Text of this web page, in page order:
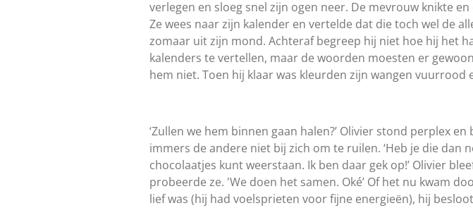
verlegen en sloeg snel zijn ogen neer. De mevrouw knikte
Ze wees naar zijn kalender en vertelde dat die toch wel de
zomaar uit zijn mond. Achteraf begreep hij niet hoe hij het
kalenders te vertellen, maar de woorden moesten er
hem niet. Toen hij klaar was kleurden zijn wangen
‘Zullen we hem binnen gaan halen?’ Olivier stond perplex
immers de andere niet bij zich om te ruilen. ‘Heb je die dan
chocolaatjes kunt weerstaan. Ik ben daar gek op!’ Olivier
probeerde ze. 'We doen het samen. Oké’ Of het nu kwam
lief was (hij had voelsprieten voor fijne energieën), hij